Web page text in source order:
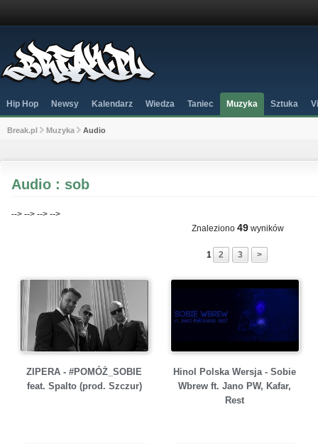
Hip Hop Newsy Kalendarz Wiedza Taniec Muzyka Sztuka
Break.pl Muzyka Audio
Audio : sob
--> --> --> -->
Znaleziono 49 wyników
1 2 3 >
ZIPERA - #POMÓŻ_SOBIE
feat. Spalto (prod. Szczur)
Hinol Polska Wersja - Sobie
Wbrew ft. Jano PW, Kafar,
Rest